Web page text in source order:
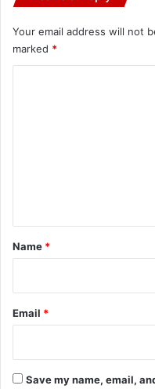
Your email address will not
marked *
*
Name *
Email *
Save my name, email,